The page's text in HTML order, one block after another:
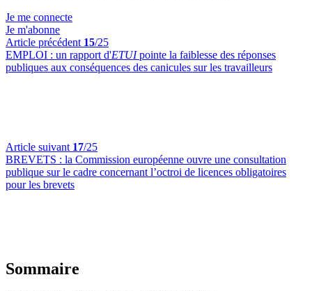
Je me connecte
Je m'abonne
Article précédent 15/25
EMPLOI : un rapport d'ETUIpointe la faiblesse des réponses
publiques aux conséquences des canicules sur les travailleurs
Article suivant 17/25
BREVETS : la Commission européenne ouvre une consultation
publique sur le cadre concernant l’octroi de licences obligatoires
pour les brevets
Sommaire